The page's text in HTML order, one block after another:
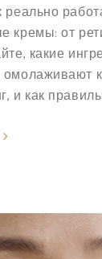
реально
кремы: от
какие
омолаживают
и как